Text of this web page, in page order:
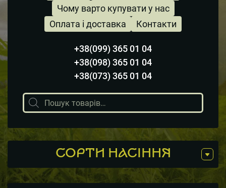
Чому варто купувати у нас
Оплата і доставка Контакти
+38(099) 365 01 04
+38(098) 365 01 04
+38(073) 365 01 04
Пошук
товарів
СОРТИ НАСІННЯ